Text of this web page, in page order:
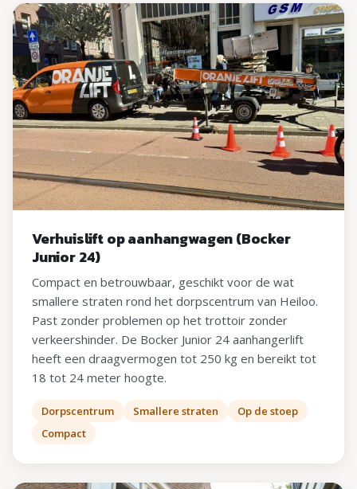
Verhuislift op aanhangwagen (Bocker
Junior 24)
Compact en betrouwbaar, geschikt voor de wat
smallere straten rond het dorpscentrum van Heiloo.
Past zonder problemen op het trottoir zonder
verkeershinder. De Bocker Junior 24 aanhangerlift
heeft een draagvermogen tot 250 kg en bereikt tot
18 tot 24 meter hoogte.
Dorpscentrum Smallere straten
Op de stoep
Compact